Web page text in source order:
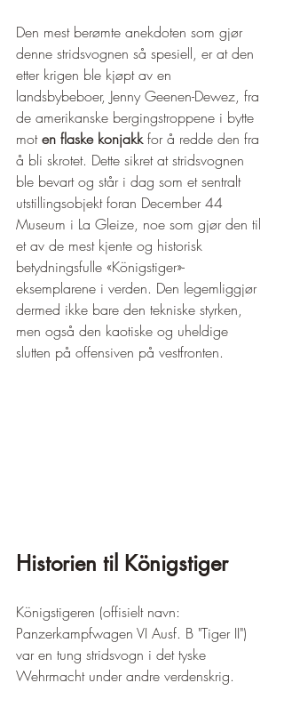
Den mest berømte anekdoten som gjør
denne stridsvognen så spesiell, er at den
etter krigen ble kjøpt av en
landsbybeboer, Jenny Geenen-Dewez, fra
de amerikanske bergingstroppene i bytte
mot en flaske konjakk for å redde den fra
å bli skrotet. Dette sikret at stridsvognen
ble bevart og står i dag som et sentralt
utstillingsobjekt foran December 44
Museum i La Gleize, noe som gjør den til
et av de mest kjente og historisk
betydningsfulle «Königstiger»-
eksemplarene i verden. Den legemliggjør
dermed ikke bare den tekniske styrken,
men også den kaotiske og uheldige
slutten på offensiven på vestfronten.
Historien til Königstiger
Königstigeren (offisielt navn:
Panzerkampfwagen VI Ausf. B "Tiger II")
var en tung stridsvogn i det tyske
Wehrmacht under andre verdenskrig.